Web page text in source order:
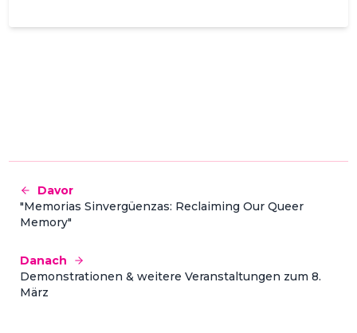
Davor
"Memorias Sinvergüenzas: Reclaiming Our Queer
Memory"
Danach
Demonstrationen & weitere Veranstaltungen zum 8.
März